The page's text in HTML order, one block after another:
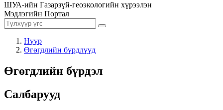
ШУА-ийн Газарзүй-геоэкологийн хүрээлэн
Мэдлэгийн Портал
Нүүр
Өгөгдлийн бүрдлүүд
Өгөгдлийн бүрдэл
Салбарууд